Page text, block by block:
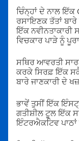
ਚਿੰਨ੍ਹਾਂ ਦੇ ਨਾਲ ਇੱਕ
ਰਸਾਇਣਕ ਤੱਤਾਂ
ਇੱਕ ਨਵੀਨਤਾਕਾਰੀ
ਵਿਚਕਾਰ ਪਾੜੇ ਨੂੰ
ਸਥਿਰ ਆਵਰਤੀ
ਕਰਕੇ ਸਿਰਫ਼ ਇੱਕ
ਬਾਰੇ ਜਾਣਕਾਰੀ ਦੇ
ਭਾਵੇਂ ਤੁਸੀਂ ਇੱਕ
ਗਤੀਸ਼ੀਲ ਟੂਲ ਇੱਕ
ਇੰਟਰਐਕਟਿਵ ਪਾਠਾਂ